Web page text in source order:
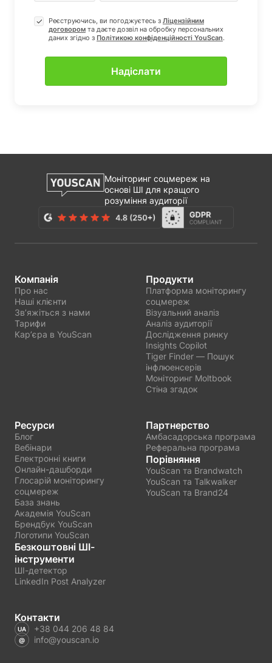
Реєструючись, ви погоджуєтесь з Ліцензійним
договором та даєте дозвіл на обробку персональних
даних згiдно з Полiтикою конфіденцiйностi YouScan.
Моніторинг соцмереж на
основі ШІ для кращого
розуміння аудиторії
Компанія
Про нас
Наші клієнти
Звʼяжіться з нами
Тарифи
Карʼєра в YouScan
Продукти
Платформа моніторингу
соцмереж
Візуальний аналіз
Аналіз аудиторії
Дослідження ринку
Insights Copilot
Tiger Finder — Пошук
інфлюенсерів
Моніторинг Moltbook
Стіна згадок
Ресурси
Блог
Вебінари
Електронні книги
Онлайн-дашборди
Глосарій моніторингу
соцмереж
База знань
Академія YouScan
Брендбук YouScan
Логотипи YouScan
Безкоштовні ШІ-
інструменти
ШІ-детектор
LinkedIn Post Analyzer
Партнерство
Амбасадорська програма
Реферальна програма
Порівняння
YouScan та Brandwatch
YouScan та Talkwalker
YouScan та Brand24
Контакти
+38 044 206 48 84
info@youscan.io